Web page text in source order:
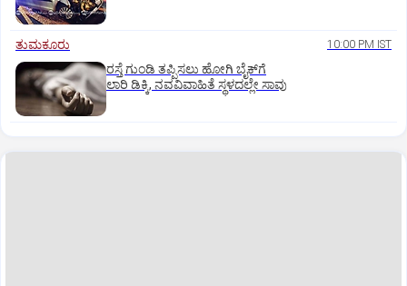
ತುಮಕೂರು 10:00 PM IST
ರಸ್ತೆ ಗುಂಡಿ ತಪ್ಪಿಸಲು ಹೋಗಿ ಬೈಕ್‌ಗೆ
ಲಾರಿ ಡಿಕ್ಕಿ, ನವವಿವಾಹಿತೆ ಸ್ಥಳದಲ್ಲೇ ಸಾವು